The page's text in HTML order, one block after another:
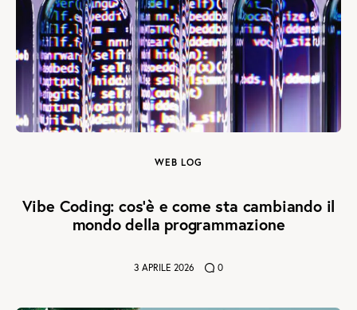
WEB LOG
Vibe Coding: cos’è e come sta cambiando il
mondo della programmazione
3 APRILE 2026 0